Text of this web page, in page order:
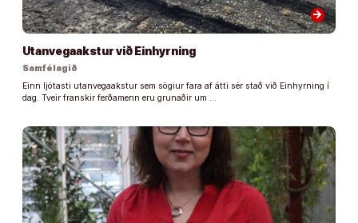
arrow_forward
Utanvegaakstur við Einhyrning
Samfélagið
Einn ljótasti utanvegaakstur sem sögiur fara af átti sér stað við Einhyrning í
dag. Tveir franskir ferðamenn eru grunaðir um …